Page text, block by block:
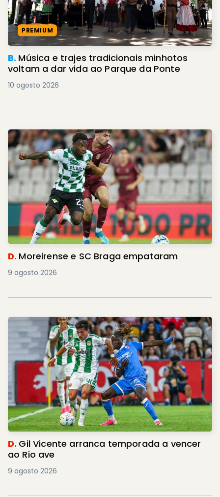
PREMIUM
B. Música e trajes tradicionais minhotos
voltam a dar vida ao Parque da Ponte
10 agosto 2026
D. Moreirense e SC Braga empataram
9 agosto 2026
D. Gil Vicente arranca temporada a vencer
ao Rio ave
9 agosto 2026